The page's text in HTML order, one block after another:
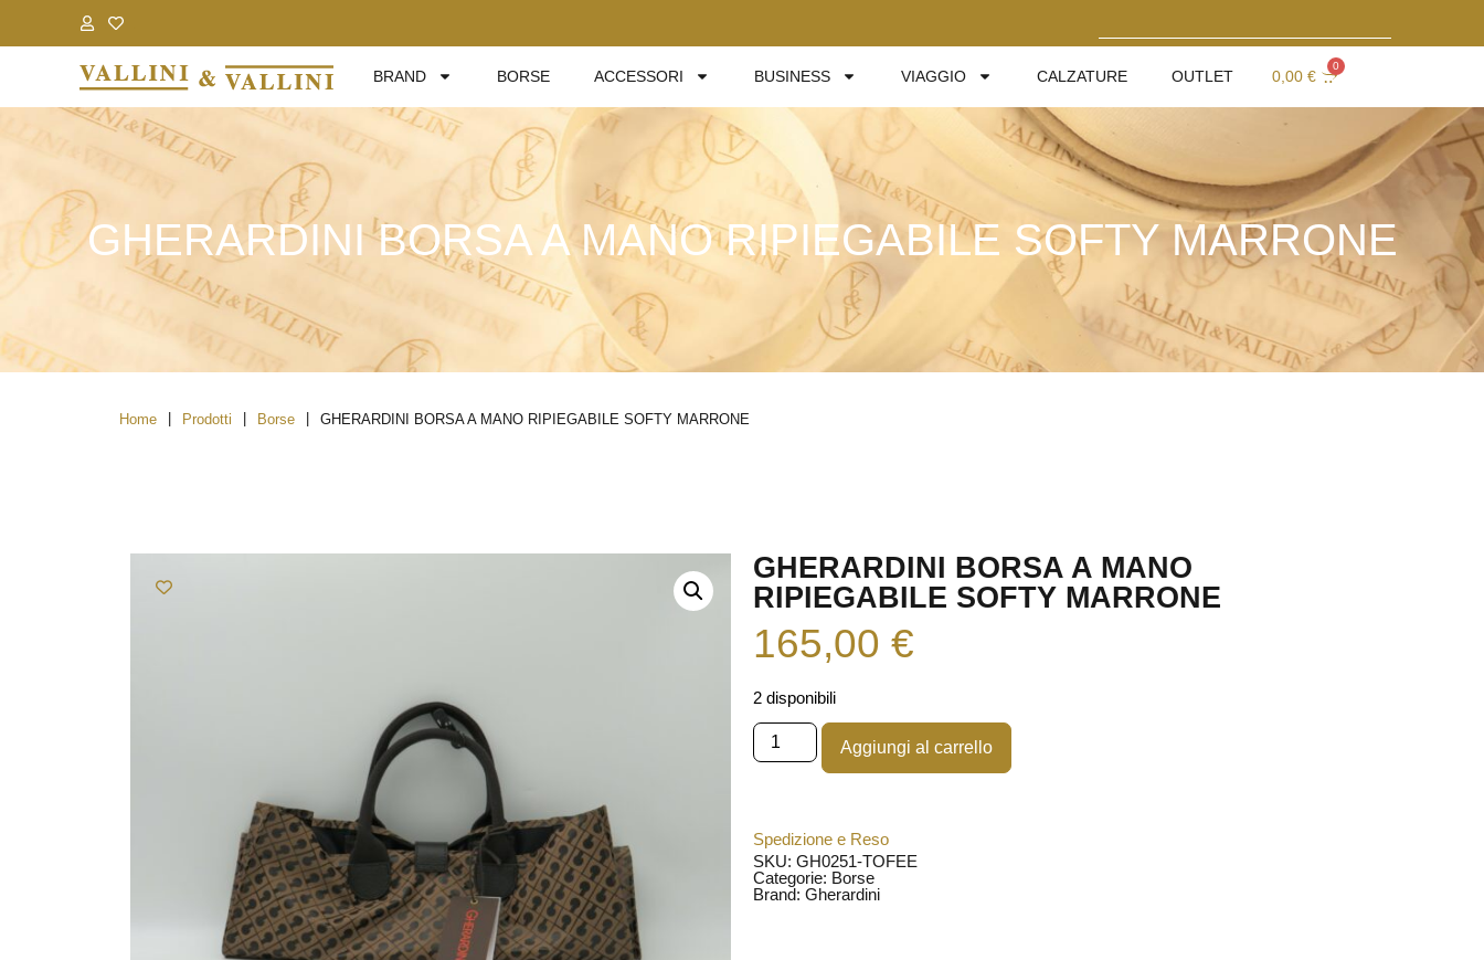
BRAND BORSE ACCESSORI BUSINESS VIAGGIO CALZATURE OUTLET 0,00 €
0
GHERARDINI BORSA A MANO RIPIEGABILE SOFTY MARRONE
Home Prodotti Borse GHERARDINI BORSA A MANO RIPIEGABILE SOFTY MARRONE
GHERARDINI BORSA A MANO
RIPIEGABILE SOFTY MARRONE
165,00 €
2 disponibili
Aggiungi al carrello
Spedizione e Reso
SKU: GH0251-TOFEE
Categorie: Borse
Brand: Gherardini